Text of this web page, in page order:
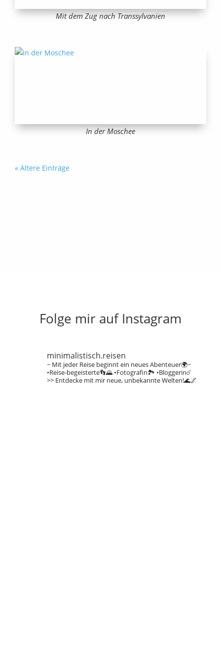
Mit dem Zug nach Transsylvanien
In der Moschee
« Ältere Einträge
Folge mir auf Instagram
minimalistisch.reisen
~ Mit jeder Reise beginnt ein neues Abenteuer🌍~
•Reise-begeisterte👣🌄•Fotografin🏞️ •Bloggerin☄️
>> Entdecke mit mir neue, unbekannte Welten!🌊🌌